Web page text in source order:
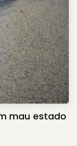
mau estado